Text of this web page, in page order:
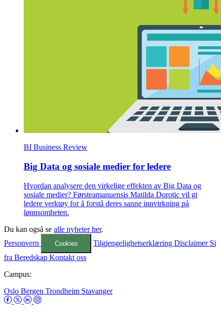
BI Business Review
Big Data og sosiale medier for ledere
Hvordan analysere den virkelige effekten av Big Data og
sosiale medier? Førsteamanuensis Matilda Dorotic vil gi
ledere verktøy for å forstå deres sanne innvirkning på
lønnsomheten.
Du kan også se alle nyheter her.
Personvern
Cookies TilgjengelighetserklæringDisclaimer Si
fra Beredskap Kontakt oss
Campus:
Oslo Bergen Trondheim Stavanger